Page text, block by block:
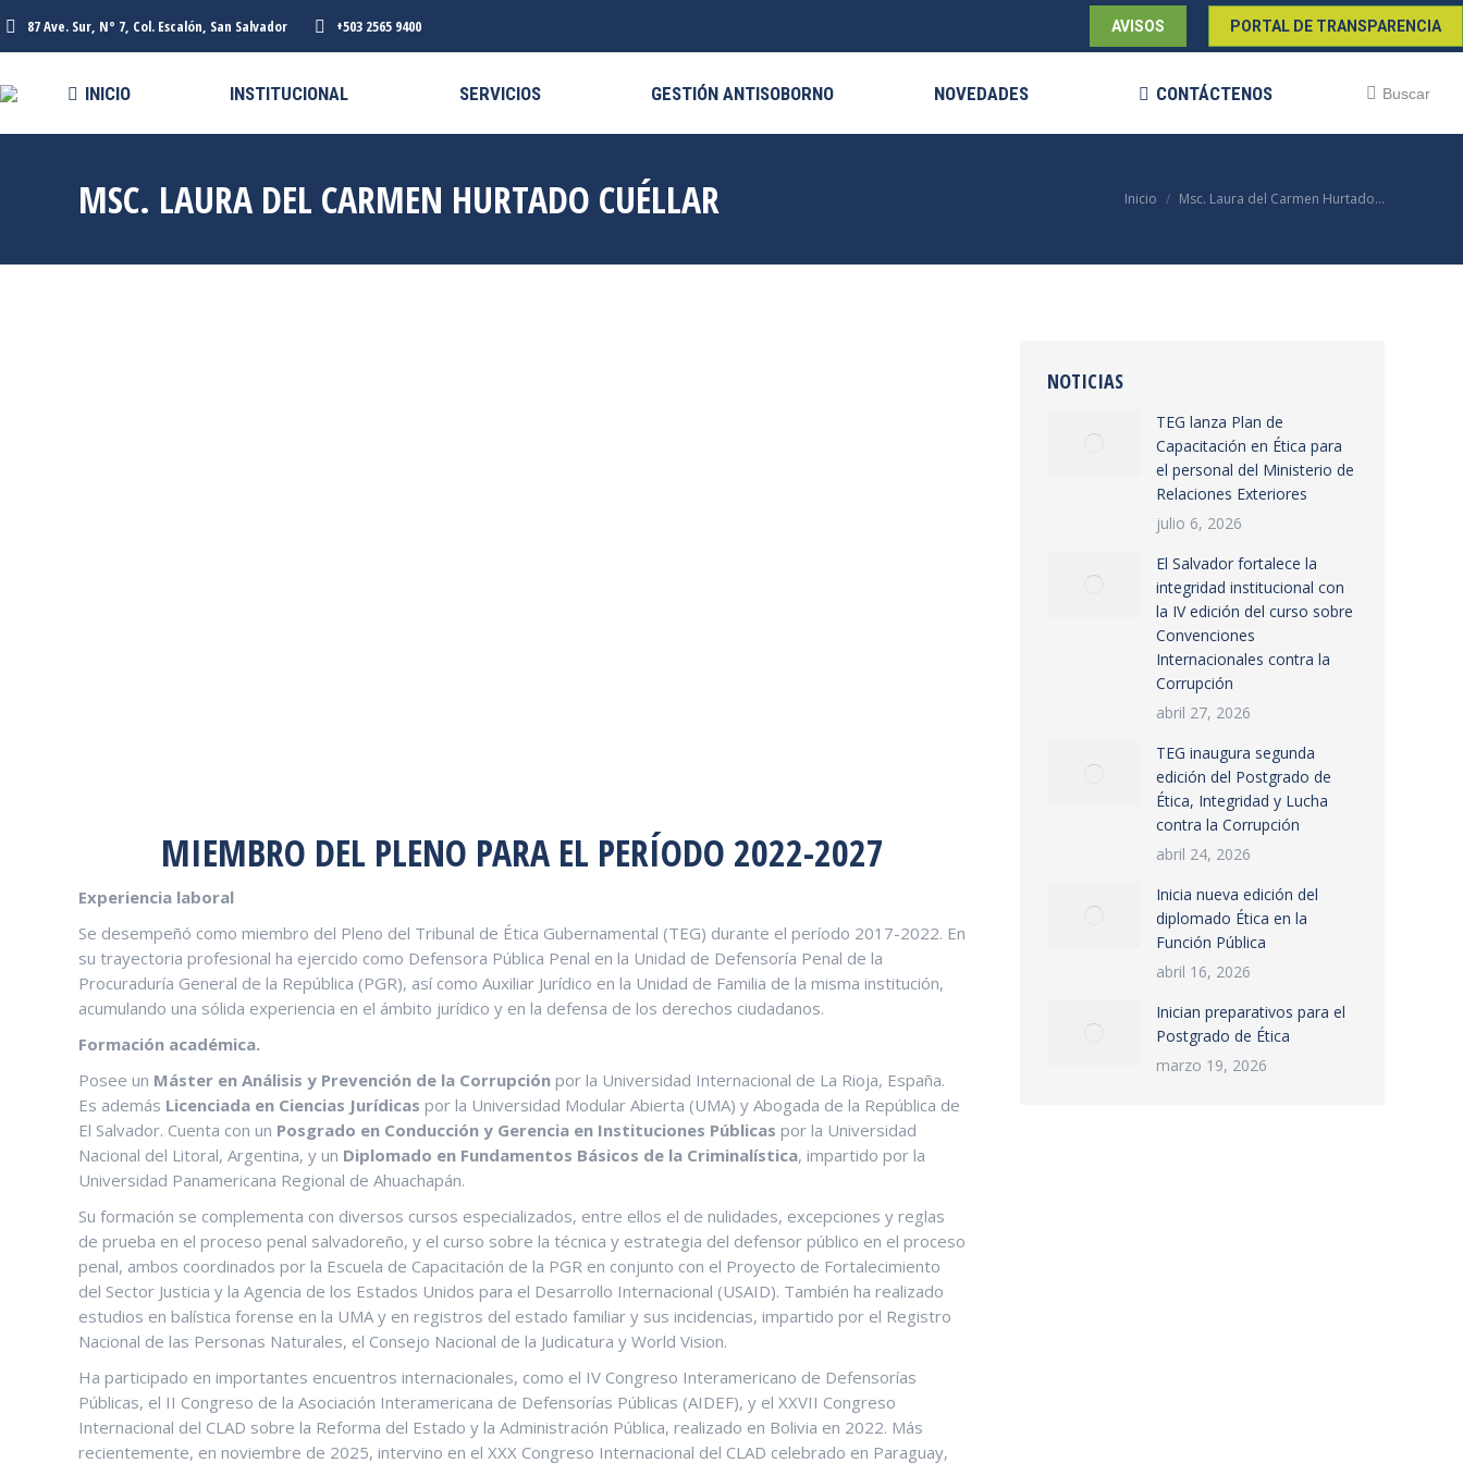
87 Ave. Sur, N° 7, Col. Escalón, San Salvador +503 2565 9400 AVISOS PORTAL DE TRANSPARENCIA
INICIO INSTITUCIONAL SERVICIOS GESTIÓN ANTISOBORNO NOVEDADES CONTÁCTENOS Buscar:
Buscar
MSC. LAURA DEL CARMEN HURTADO CUÉLLAR Estás aquí:
Inicio Msc. Laura del Carmen Hurtado…
MIEMBRO DEL PLENO PARA EL PERÍODO 2022-2027
Experiencia laboral
Se desempeñó como miembro del Pleno del Tribunal de Ética Gubernamental (TEG) durante el período 2017-2022. En
su trayectoria profesional ha ejercido como Defensora Pública Penal en la Unidad de Defensoría Penal de la
Procuraduría General de la República (PGR), así como Auxiliar Jurídico en la Unidad de Familia de la misma institución,
acumulando una sólida experiencia en el ámbito jurídico y en la defensa de los derechos ciudadanos.
Formación académica.
Posee un Máster en Análisis y Prevención de la Corrupción por la Universidad Internacional de La Rioja, España.
Es además Licenciada en Ciencias Jurídicas por la Universidad Modular Abierta (UMA) y Abogada de la República de
El Salvador. Cuenta con un Posgrado en Conducción y Gerencia en Instituciones Públicas por la Universidad
Nacional del Litoral, Argentina, y un Diplomado en Fundamentos Básicos de la Criminalística, impartido por la
Universidad Panamericana Regional de Ahuachapán.
Su formación se complementa con diversos cursos especializados, entre ellos el de nulidades, excepciones y reglas
de prueba en el proceso penal salvadoreño, y el curso sobre la técnica y estrategia del defensor público en el proceso
penal, ambos coordinados por la Escuela de Capacitación de la PGR en conjunto con el Proyecto de Fortalecimiento
del Sector Justicia y la Agencia de los Estados Unidos para el Desarrollo Internacional (USAID). También ha realizado
estudios en balística forense en la UMA y en registros del estado familiar y sus incidencias, impartido por el Registro
Nacional de las Personas Naturales, el Consejo Nacional de la Judicatura y World Vision.
Ha participado en importantes encuentros internacionales, como el IV Congreso Interamericano de Defensorías
Públicas, el II Congreso de la Asociación Interamericana de Defensorías Públicas (AIDEF), y el XXVII Congreso
Internacional del CLAD sobre la Reforma del Estado y la Administración Pública, realizado en Bolivia en 2022. Más
recientemente, en noviembre de 2025, intervino en el XXX Congreso Internacional del CLAD celebrado en Paraguay,
NOTICIAS
TEG lanza Plan de
Capacitación en Ética para
el personal del Ministerio de
Relaciones Exteriores
julio 6, 2026
El Salvador fortalece la
integridad institucional con
la IV edición del curso sobre
Convenciones
Internacionales contra la
Corrupción
abril 27, 2026
TEG inaugura segunda
edición del Postgrado de
Ética, Integridad y Lucha
contra la Corrupción
abril 24, 2026
Inicia nueva edición del
diplomado Ética en la
Función Pública
abril 16, 2026
Inician preparativos para el
Postgrado de Ética
marzo 19, 2026